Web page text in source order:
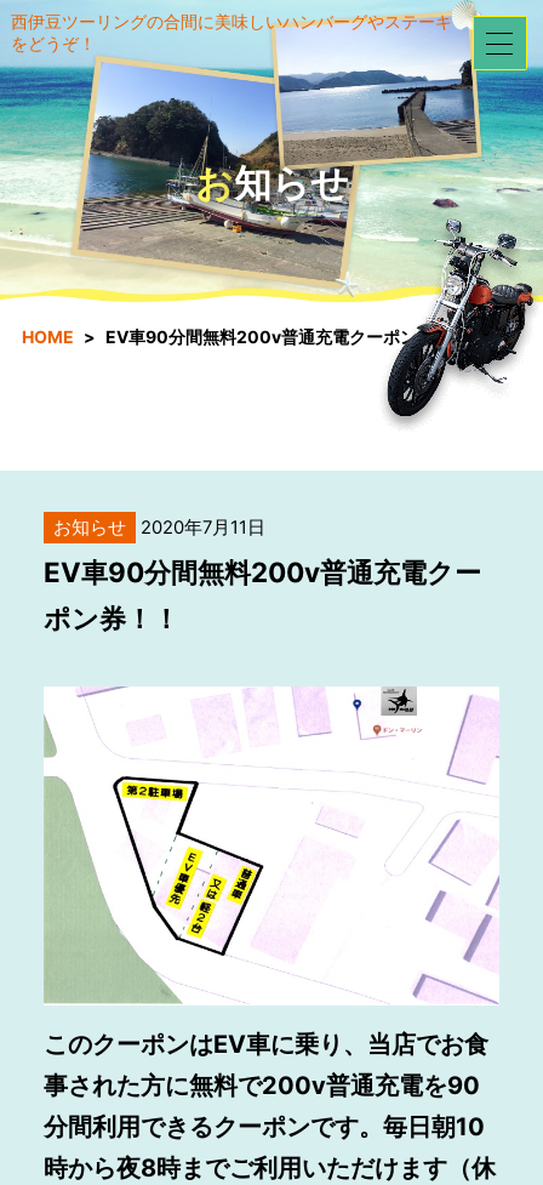
西伊豆ツーリングの合間に美味しいハンバーグやステーキ
をどうぞ！
お知らせ
HOME EV車90分間無料200v普通充電クーポン券！！
お知らせ 2020年7月11日
EV車90分間無料200v普通充電クー
ポン券！！
このクーポンはEV車に乗り、当店でお食
事された方に無料で200v普通充電を90
分間利用できるクーポンです。毎日朝10
時から夜8時までご利用いただけます（休